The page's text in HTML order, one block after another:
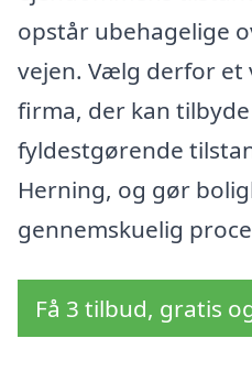
opstår ubehagelige
vejen. Vælg derfor et
firma, der kan
fyldestgørende
Herning, og gør
gennemskuelig
Få 3 tilbud, gratis